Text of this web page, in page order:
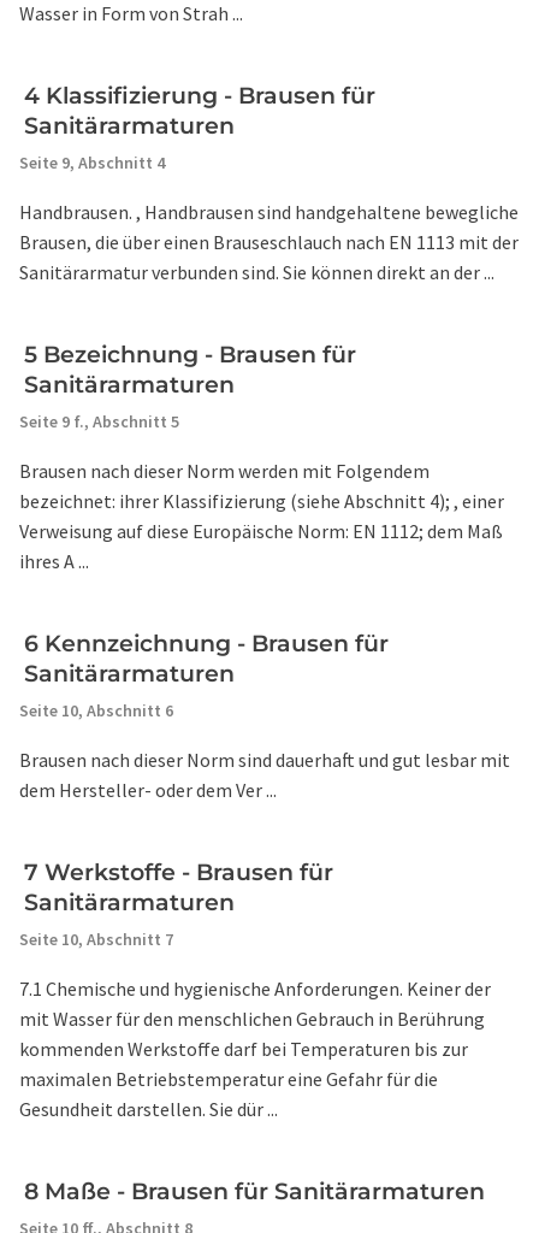
Wasser in Form von Strah ...
4 Klassifizierung - Brausen für
Sanitärarmaturen
Seite 9, Abschnitt 4
Handbrausen. , Handbrausen sind handgehaltene bewegliche
Brausen, die über einen Brauseschlauch nach EN 1113 mit der
Sanitärarmatur verbunden sind. Sie können direkt an der ...
5 Bezeichnung - Brausen für
Sanitärarmaturen
Seite 9 f., Abschnitt 5
Brausen nach dieser Norm werden mit Folgendem
bezeichnet: ihrer Klassifizierung (siehe Abschnitt 4); , einer
Verweisung auf diese Europäische Norm: EN 1112; dem Maß
ihres A ...
6 Kennzeichnung - Brausen für
Sanitärarmaturen
Seite 10, Abschnitt 6
Brausen nach dieser Norm sind dauerhaft und gut lesbar mit
dem Hersteller- oder dem Ver ...
7 Werkstoffe - Brausen für
Sanitärarmaturen
Seite 10, Abschnitt 7
7.1 Chemische und hygienische Anforderungen. Keiner der
mit Wasser für den menschlichen Gebrauch in Berührung
kommenden Werkstoffe darf bei Temperaturen bis zur
maximalen Betriebstemperatur eine Gefahr für die
Gesundheit darstellen. Sie dür ...
8 Maße - Brausen für Sanitärarmaturen
Seite 10 ff., Abschnitt 8